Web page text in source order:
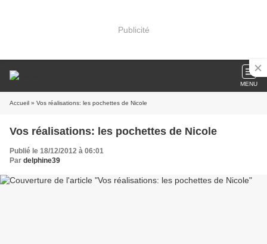
Publicité
MENU
Accueil » Vos réalisations: les pochettes de Nicole
Vos réalisations: les pochettes de Nicole
Publié le 18/12/2012 à 06:01
Par delphine39